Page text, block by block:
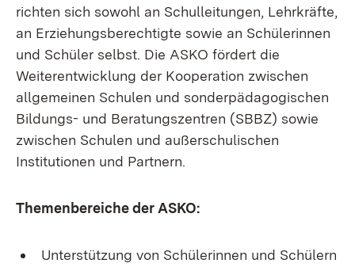
richten sich sowohl an Schulleitungen, Lehrkräfte,
an Erziehungsberechtigte sowie an Schülerinnen
und Schüler selbst. Die ASKO fördert die
Weiterentwicklung der Kooperation zwischen
allgemeinen Schulen und sonderpädagogischen
Bildungs- und Beratungszentren (SBBZ) sowie
zwischen Schulen und außerschulischen
Institutionen und Partnern.
Themenbereiche der ASKO:
Unterstützung von Schülerinnen und Schülern